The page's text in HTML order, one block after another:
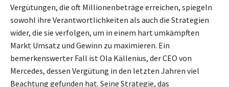
Vergütungen, die oft Millionenbeträge erreichen, spiegeln
sowohl ihre Verantwortlichkeiten als auch die Strategien
wider, die sie verfolgen, um in einem hart umkämpften
Markt Umsatz und Gewinn zu maximieren. Ein
bemerkenswerter Fall ist Ola Källenius, der CEO von
Mercedes, dessen Vergütung in den letzten Jahren viel
Beachtung gefunden hat. Seine Strategie, das